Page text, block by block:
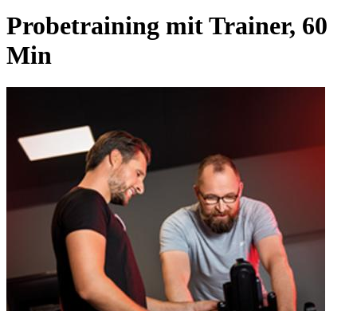
Probetraining mit Trainer, 60
Min